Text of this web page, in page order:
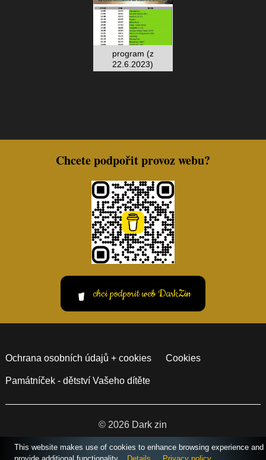
program (z
22.6.2023)
Chcete podpořit provoz webu?
chci podporit web DarkZin
Ochrana osobních údajů + cookies Cookies
Památníček - dětství Vašeho dítěte
© 2026 Dark zin
vytvořil Giovanni &Garth
This website makes use of cookies to enhance browsing experience and